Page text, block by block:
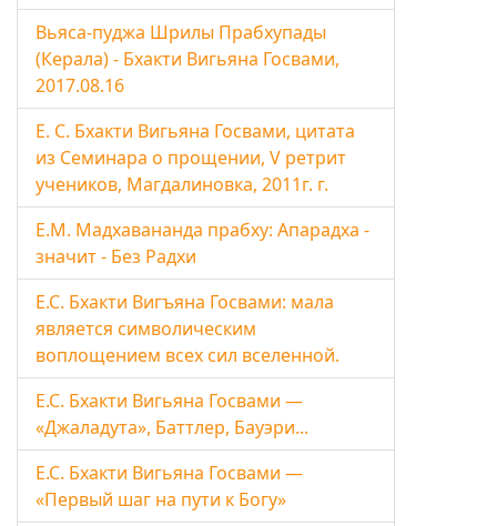
Вьяса-пуджа Шрилы Прабхупады
(Керала) - Бхакти Вигьяна Госвами,
2017.08.16
Е. С. Бхакти Вигьяна Госвами, цитата
из Семинара о прощении, V ретрит
учеников, Магдалиновка, 2011г. г.
Е.М. Мадхавананда прабху: Апарадха -
значит - Без Радхи
Е.С. Бхакти Вигъяна Госвами: мала
является символическим
воплощением всех сил вселенной.
Е.С. Бхакти Вигьяна Госвами —
«Джаладута», Баттлер, Бауэри...
Е.С. Бхакти Вигьяна Госвами —
«Первый шаг на пути к Богу»